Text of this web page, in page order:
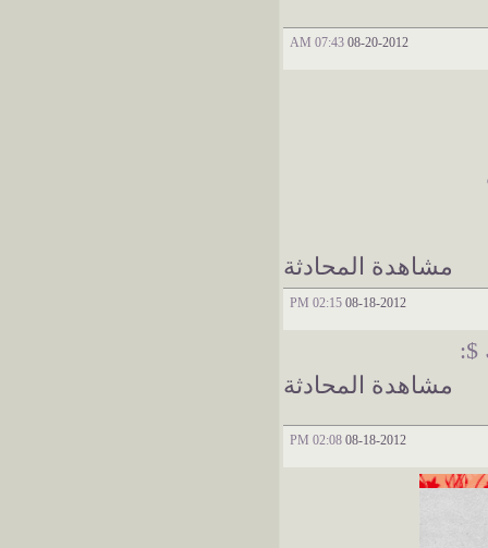
08-20-2012
07:43 AM
مشاهدة المحادثة
08-18-2012
02:15 PM
$:
مشاهدة المحادثة
08-18-2012
02:08 PM